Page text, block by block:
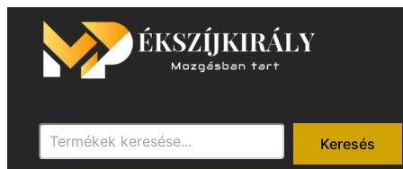
content
Keresés